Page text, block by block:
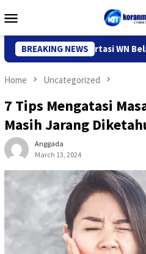
to
Menu
BREAKING NEWS
Kediri Deportasi WN Belanda, Ini
Home Uncategorized
7 Tips Mengatasi
Masih Jarang
Anggada
March 13, 2024